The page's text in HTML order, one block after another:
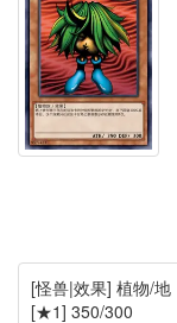
[怪兽|效果] 植物/地
[★1] 350/300